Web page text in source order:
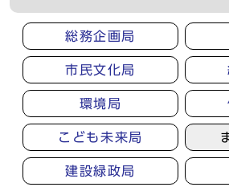
総務企画局
市民文化局
環境局
こども未来局
建設緑政局